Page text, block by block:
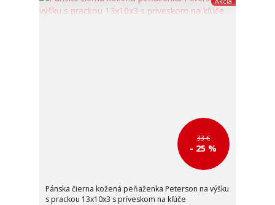
33 €
- 25 %
Pánska čierna kožená peňaženka Peterson na výšku
s prackou 13x10x3 s príveskom na kľúče